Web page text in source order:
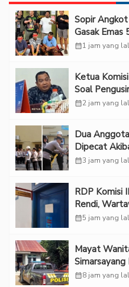
Sopir
Gasak Emas
calendar_month1 jam yang
Ketua
Soal
RDP
calendar_month2 jam yang
Dua
Dipecat
calendar_month3 jam yang
RDP Komisi
Rendi,
Ruangan
calendar_month5 jam yang
Mayat
Diterjunkan
calendar_month8 jam yang